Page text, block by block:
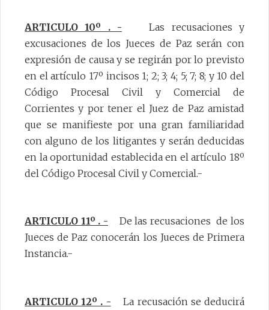
ARTICULO 10º . - Las recusaciones y
excusaciones de los Jueces de Paz serán con
expresión de causa y se regirán por lo previsto
en el artículo 17º incisos 1; 2; 3; 4; 5; 7; 8; y 10 del
Código Procesal Civil y Comercial de
Corrientes y por tener el Juez de Paz amistad
que se manifieste por una gran familiaridad
con alguno de los litigantes y serán deducidas
en la oportunidad establecida en el artículo 18º
del Código Procesal Civil y Comercial.-
ARTICULO 11º . - De las recusaciones de los
Jueces de Paz conocerán los Jueces de Primera
Instancia.-
ARTICULO 12º . - La recusación se deducirá